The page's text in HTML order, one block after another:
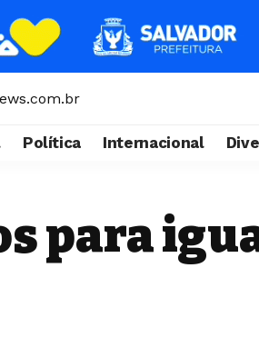
Política Internacional
para